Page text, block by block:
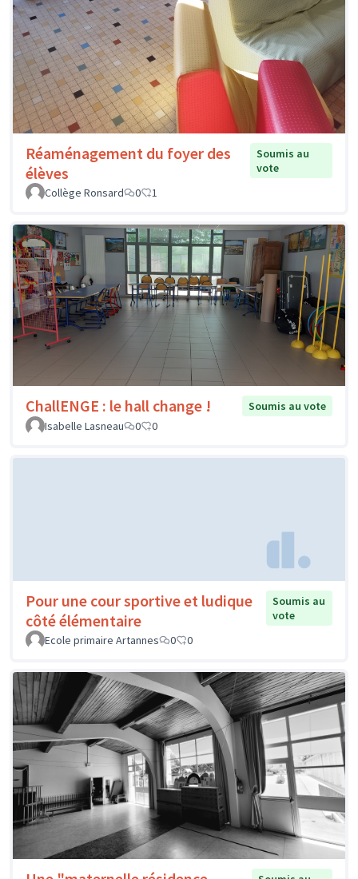
Réaménagement du foyer des
élèves
Soumis au
vote
Collège Ronsard
0 1
ChallENGE : le hall change !
Soumis au vote
Isabelle Lasneau
0 0
Pour une cour sportive et ludique
côté élémentaire
Soumis au
vote
Ecole primaire Artannes
0 0